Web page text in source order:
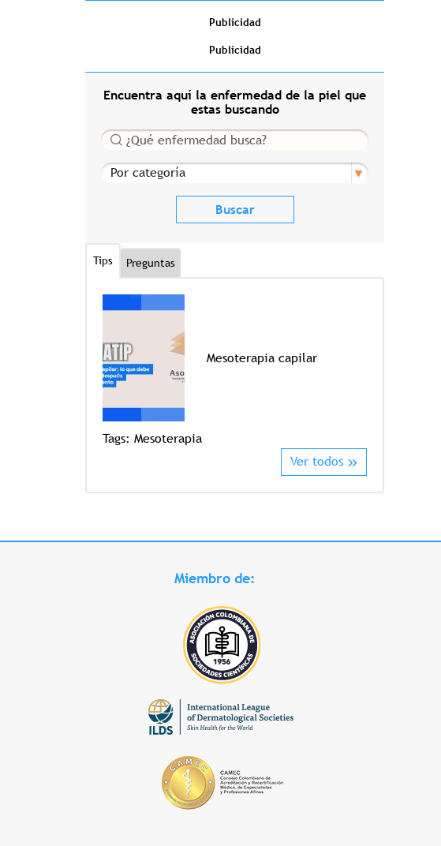
Publicidad
Publicidad
Encuentra aquí la enfermedad de la piel que
estas buscando
Buscar
Por categoría
Tips Preguntas
Mesoterapia capilar
Tags: Mesoterapia
Ver todos
Miembro de: